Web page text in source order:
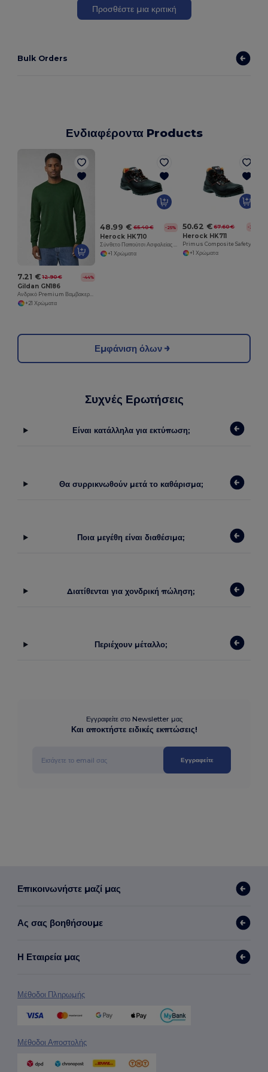
Προσθέστε μια κριτική
Bulk Orders
Ενδιαφέροντα Products
7.21 € 12.90 € -44%
Gildan GN186
Ανδρικό Premium Βαμβακερό Μακρυμάνικο T-Shirt
+21 Χρώματα
48.99 € 65.40 € -25%
Herock HK710
Σύνθετο Παπούτσι Ασφαλείας Χαμηλό με PU Overcap
+1 Χρώματα
50.62 € 67.60 € -25%
Herock HK711
+1 Χρώματα
Εμφάνιση όλων
Συχνές Ερωτήσεις
Είναι κατάλληλα για εκτύπωση;
Θα συρρικνωθούν μετά το καθάρισμα;
Ποια μεγέθη είναι διαθέσιμα;
Διατίθενται για χονδρική πώληση;
Περιέχουν μέταλλο;
Εγγραφείτε στο Newsletter μας
Και αποκτήστε ειδικές εκπτώσεις!
Εγγραφείτε
Επικοινωνήστε μαζί μας
Ας σας βοηθήσουμε
Η Εταιρεία μας
Μέθοδοι Πληρωμής
Μέθοδοι Αποστολής